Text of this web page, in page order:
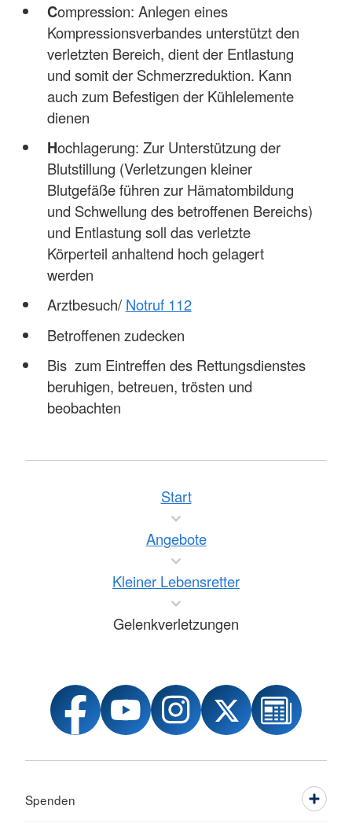
Compression: Anlegen eines
Kompressionsverbandes unterstützt den
verletzten Bereich, dient der Entlastung
und somit der Schmerzreduktion. Kann
auch zum Befestigen der Kühlelemente
dienen
Hochlagerung: Zur Unterstützung der
Blutstillung (Verletzungen kleiner
Blutgefäße führen zur Hämatombildung
und Schwellung des betroffenen Bereichs)
und Entlastung soll das verletzte
Körperteil anhaltend hoch gelagert
werden
Arztbesuch/ Notruf 112
Betroffenen zudecken
Bis zum Eintreffen des Rettungsdienstes
beruhigen, betreuen, trösten und
beobachten
Start
Angebote
Kleiner Lebensretter
Gelenkverletzungen
Spenden